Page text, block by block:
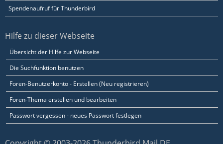
Spendenaufruf für Thunderbird
Hilfe zu dieser Webseite
Übersicht der Hilfe zur Webseite
Die Suchfunktion benutzen
Foren-Benutzerkonto - Erstellen (Neu registrieren)
Foren-Thema erstellen und bearbeiten
Passwort vergessen - neues Passwort festlegen